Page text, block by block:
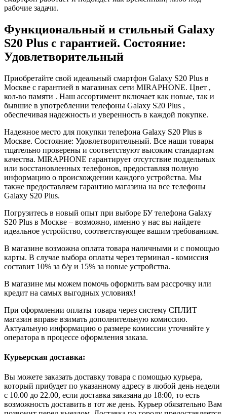
рабочие задачи.
Функциональный и стильный Galaxy
S20 Plus с гарантией. Состояние:
Удовлетворительный
Приобретайте свой идеальный смартфон Galaxy S20 Plus в
Москве с гарантией в магазинах сети MIRAPHONE. Цвет ,
кол-во памяти . Наш ассортимент включает как новые, так и
бывшие в употреблении телефоны Galaxy S20 Plus ,
обеспечивая надежность и уверенность в каждой покупке.
Надежное место для покупки телефона Galaxy S20 Plus в
Москве. Состояние: Удовлетворительный. Все наши товары
тщательно проверены и соответствуют высоким стандартам
качества. MIRAPHONE гарантирует отсутствие поддельных
или восстановленных телефонов, предоставляя полную
информацию о происхождении каждого устройства. Мы
также предоставляем гарантию магазина на все телефоны
Galaxy S20 Plus.
Погрузитесь в новый опыт при выборе БУ телефона Galaxy
S20 Plus в Москве – возможно, именно у нас вы найдете
идеальное устройство, соответствующее вашим требованиям.
В магазине возможна оплата товара наличными и с помощью
карты. В случае выбора оплаты через терминал - комиссия
составит 10% за б/у и 15% за новые устройства.
В магазине мы можем помочь оформить вам рассрочку или
кредит на самых выгодных условиях!
При оформлении оплаты товара через систему СПЛИТ
магазин вправе взимать дополнительную комиссию.
Актуальную информацию о размере комиссии уточняйте у
оператора в процессе оформления заказа.
Курьерская доставка:
Вы можете заказать доставку товара с помощью курьера,
который прибудет по указанному адресу в любой день недели
с 10.00 до 22.00, если доставка заказана до 18:00, то есть
возможность доставить в тот же день. Курьер обязательно Вам